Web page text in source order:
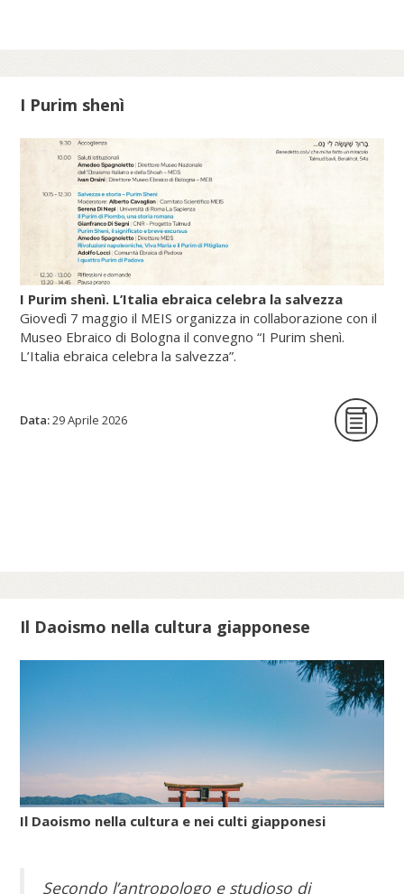
Scopri di più su fscire.it...
I Purim shenì
I Purim shenì. L’Italia ebraica celebra la salvezza
Giovedì 7 maggio il MEIS organizza in collaborazione con il
Museo Ebraico di Bologna il convegno “I Purim shenì.
L’Italia ebraica celebra la salvezza”.
La giornata di studi intende per la prima
volta indagare origine, circostanze storiche
Data:29 Aprile 2026
Il Daoismo nella cultura giapponese
Il Daoismo nella cultura e nei culti giapponesi
Secondo l’antropologo e studioso di